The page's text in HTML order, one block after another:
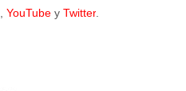
, YouTubey Twitter.